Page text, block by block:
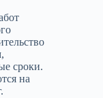
сроки.
на